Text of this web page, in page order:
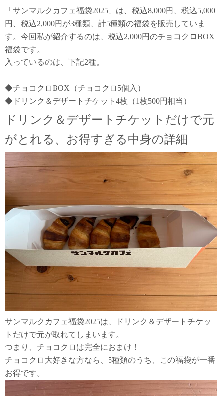
「サンマルクカフェ福袋2025」は、税込8,000円、税込5,000
円、税込2,000円が3種類、計5種類の福袋を販売していま
す。今回私が紹介するのは、税込2,000円のチョコクロBOX
福袋です。
入っているのは、下記2種。
◆チョコクロBOX（チョコクロ5個入）
◆ドリンク＆デザートチケット4枚（1枚500円相当）
ドリンク＆デザートチケットだけで元
がとれる、お得すぎる中身の詳細
サンマルクカフェ福袋2025は、ドリンク＆デザートチケッ
トだけで元が取れてしまいます。
つまり、チョコクロは完全におまけ！
チョコクロ大好きな方なら、5種類のうち、この福袋が一番
お得です。